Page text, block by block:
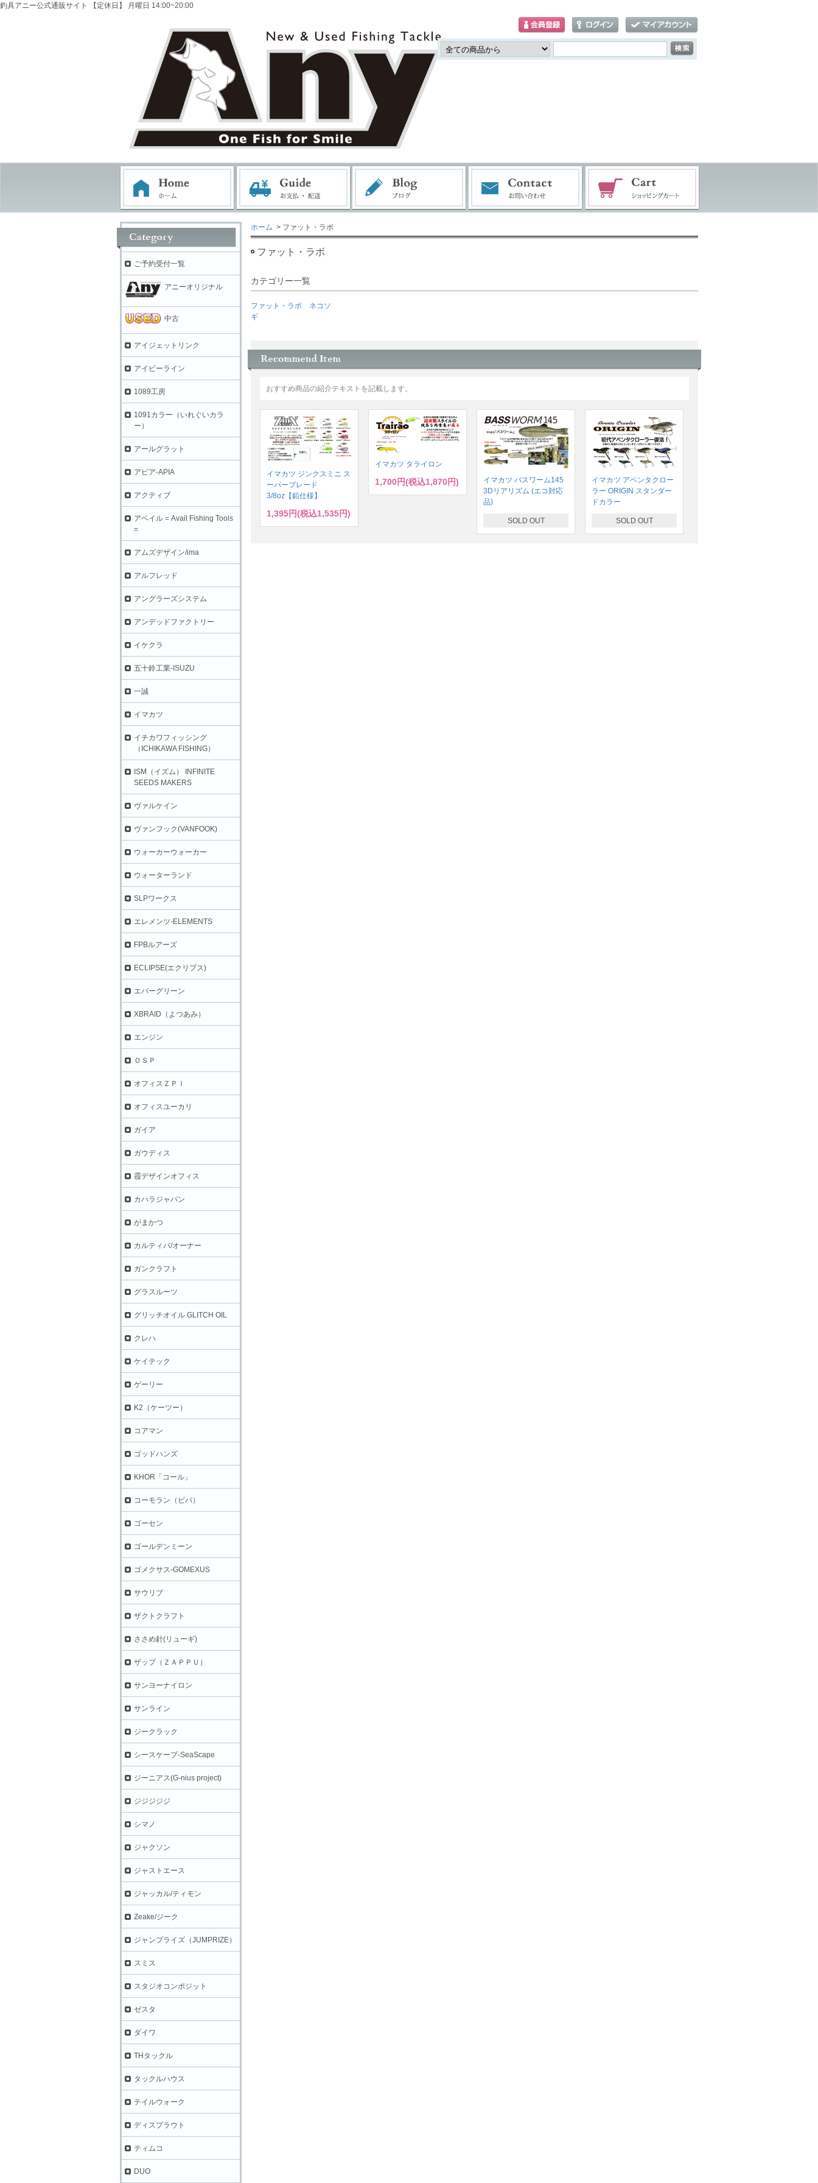
釣具アニー公式通販サイト 【定休日】 月曜日 14:00~20:00
ホーム > ファット・ラボ
ファット・ラボ
カテゴリー一覧
ファット・ラボ ネコソ
ギ
おすすめ商品の紹介テキストを記載します。
イマカツ ジンクスミニ ス
ーパーブレード
3/8oz【鉛仕様】
1,395円(税込1,535円)
イマカツ タライロン
1,700円(税込1,870円)
イマカツ バスワーム145
3Dリアリズム (エコ対応
品)
SOLD OUT
イマカツ アベンタクロー
ラー ORIGIN スタンダー
ドカラー
SOLD OUT
ご予約受付一覧
アニーオリジナル
中古
アイジェットリンク
アイビーライン
1089工房
1091カラー（いれぐいカラ
ー）
アールグラット
アピア-APIA
アクティブ
アベイル = Avail Fishing Tools
=
アムズデザイン/ima
アルフレッド
アングラーズシステム
アンデッドファクトリー
イケクラ
五十鈴工業-ISUZU
一誠
イマカツ
イチカワフィッシング
（ICHIKAWA FISHING）
ISM（イズム） INFINITE
SEEDS MAKERS
ヴァルケイン
ヴァンフック(VANFOOK)
ウォーカーウォーカー
ウォーターランド
SLPワークス
エレメンツ-ELEMENTS
FPBルアーズ
ECLIPSE(エクリプス)
エバーグリーン
XBRAID（よつあみ）
エンジン
ＯＳＰ
オフィスＺＰＩ
オフィスユーカリ
ガイア
ガウディス
霞デザインオフィス
カハラジャパン
がまかつ
カルティバ/オーナー
ガンクラフト
グラスルーツ
グリッチオイル GLITCH OIL
クレハ
ケイテック
ゲーリー
K2（ケーツー）
コアマン
ゴッドハンズ
KHOR「コール」
コーモラン（ビバ）
ゴーセン
ゴールデンミーン
ゴメクサス-GOMEXUS
サウリブ
ザクトクラフト
ささめ針(リューギ)
ザップ（ＺＡＰＰＵ）
サンヨーナイロン
サンライン
ジークラック
シースケープ-SeaScape
ジーニアス(G-nius project)
ジジジジジ
シマノ
ジャクソン
ジャストエース
ジャッカル/ティモン
Zeake/ジーク
ジャンプライズ（JUMPRIZE）
スミス
スタジオコンポジット
ゼスタ
ダイワ
THタックル
タックルハウス
テイルウォーク
ディスプラウト
ティムコ
DUO